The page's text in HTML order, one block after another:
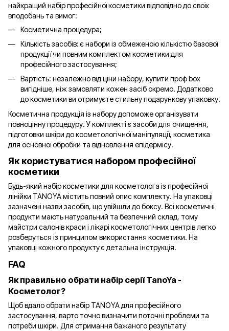
найкращий набір професійної косметики відповідно до своїх
вподобань та вимог:
Косметична процедура;
Кількість засобів: є набори із обмеженою кількістю базової
продукції чи повним комплектом косметики для
професійного застосування;
Вартість: незалежно від ціни набору, купити проф box
вигідніше, ніж замовляти кожен засіб окремо. Додатково
до косметики ви отримуєте стильну подарункову упаковку.
Косметична продукція із набору допоможе організувати
повноцінну процедуру. У комплекті є засоби для очищення,
підготовки шкіри до косметологічної маніпуляції, косметика
для основної обробки та відновлення епідермісу.
Як користуватися набором професійної
косметики
Будь-який набір косметики для косметолога із професійної
лінійки TANOYA містить повний опис комплекту. На упаковці
зазначені назви засобів, що увійшли до боксу. Всі косметичні
продукти мають натуральний та безпечний склад, тому
майстри салонів краси і лікарі косметологічних центрів легко
розберуться із принципом використання косметики. На
упаковці кожного продукту є детальна інструкція.
FAQ
Як правильно обрати набір серії TanoYa -
Косметолог?
Щоб вдало обрати набір TANOYA для професійного
застосування, варто точно визначити поточні проблеми та
потреби шкіри. Для отримання бажаного результату